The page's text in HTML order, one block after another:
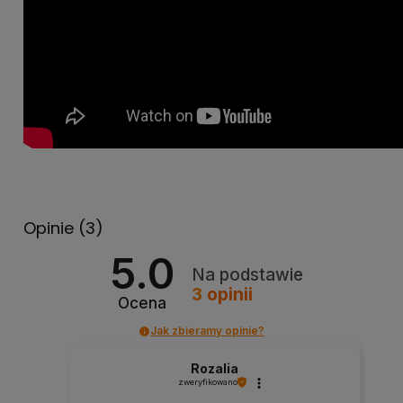
Opinie (3)
5.0
Ocena
Na podstawie
3 opinii
Jak zbieramy opinie?
Rozalia
zweryfikowano